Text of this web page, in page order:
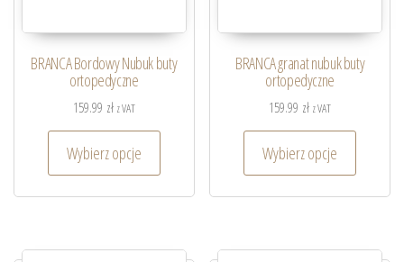
BRANCA Bordowy Nubuk buty
ortopedyczne
159.99 zł z VAT
Wybierz opcje
BRANCA granat nubuk buty
ortopedyczne
159.99 zł z VAT
Wybierz opcje